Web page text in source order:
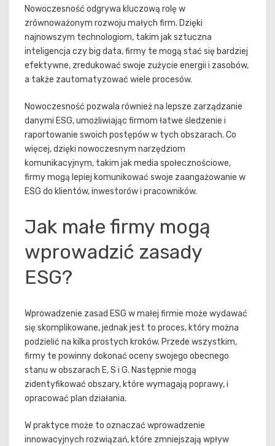
Nowoczesność odgrywa kluczową rolę w
zrównoważonym rozwoju małych firm. Dzięki
najnowszym technologiom, takim jak sztuczna
inteligencja czy big data, firmy te mogą stać się bardziej
efektywne, zredukować swoje zużycie energii i zasobów,
a także zautomatyzować wiele procesów.
Nowoczesność pozwala również na lepsze zarządzanie
danymi ESG, umożliwiając firmom łatwe śledzenie i
raportowanie swoich postępów w tych obszarach. Co
więcej, dzięki nowoczesnym narzędziom
komunikacyjnym, takim jak media społecznościowe,
firmy mogą lepiej komunikować swoje zaangażowanie w
ESG do klientów, inwestorów i pracowników.
Jak małe firmy mogą
wprowadzić zasady
ESG?
Wprowadzenie zasad ESG w małej firmie może wydawać
się skomplikowane, jednak jest to proces, który można
podzielić na kilka prostych kroków. Przede wszystkim,
firmy te powinny dokonać oceny swojego obecnego
stanu w obszarach E, S i G. Następnie mogą
zidentyfikować obszary, które wymagają poprawy, i
opracować plan działania.
W praktyce może to oznaczać wprowadzenie
innowacyjnych rozwiązań, które zmniejszają wpływ